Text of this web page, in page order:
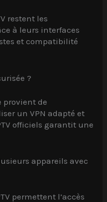
restent les
à leurs interfaces
et compatibilité
?
provient de
un VPN adapté et
officiels garantit une
appareils avec
permettent l’accès